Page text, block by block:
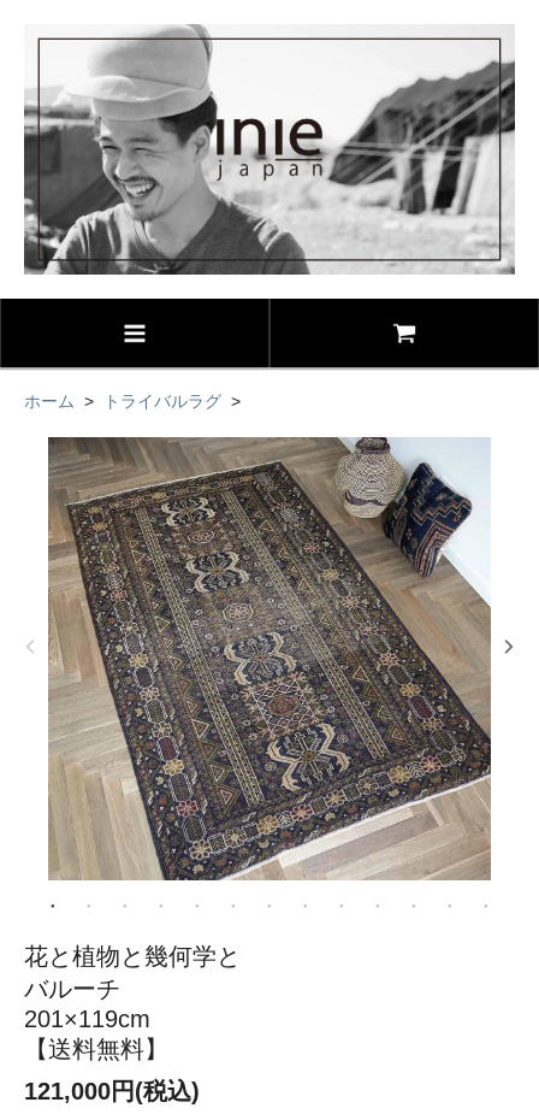
ホーム > トライバルラグ >
花と植物と幾何学と
バルーチ
201×119cm
【送料無料】
121,000円(税込)